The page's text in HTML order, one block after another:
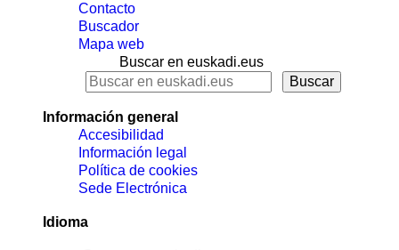
Contacto
Buscador
Mapa web
Buscar en euskadi.eus
Información general
Accesibilidad
Información legal
Política de cookies
Sede Electrónica
Idioma